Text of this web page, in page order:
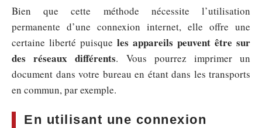
Bien que cette méthode nécessite l’utilisation
permanente d’une connexion internet, elle offre une
certaine liberté puisque les appareils peuvent être sur
des réseaux différents. Vous pourrez imprimer un
document dans votre bureau en étant dans les transports
en commun, par exemple.
En utilisant une connexion